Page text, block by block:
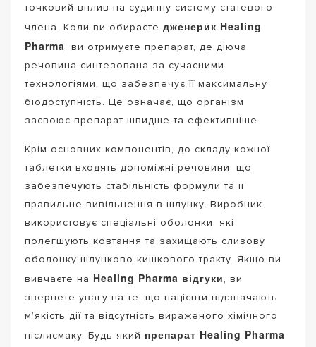
точковий вплив на судинну систему статевого
члена. Коли ви обираєте дженерик Healing
Pharma, ви отримуєте препарат, де діюча
речовина синтезована за сучасними
технологіями, що забезпечує її максимальну
біодоступність. Це означає, що організм
засвоює препарат швидше та ефективніше.
Крім основних компонентів, до складу кожної
таблетки входять допоміжні речовини, що
забезпечують стабільність формули та її
правильне вивільнення в шлунку. Виробник
використовує спеціальні оболонки, які
полегшують ковтання та захищають слизову
оболонку шлунково-кишкового тракту. Якщо ви
вивчаєте на Healing Pharma відгуки, ви
звернете увагу на те, що пацієнти відзначають
м’якість дії та відсутність вираженого хімічного
післясмаку. Будь-який препарат Healing Pharma